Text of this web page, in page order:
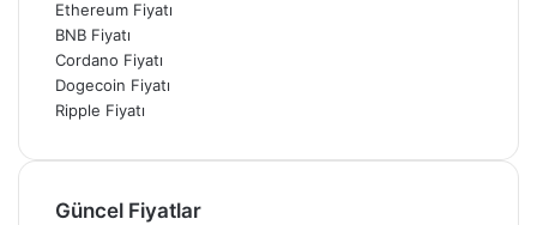
Ethereum Fiyatı
BNB Fiyatı
Cordano Fiyatı
Dogecoin Fiyatı
Ripple Fiyatı
Güncel Fiyatlar